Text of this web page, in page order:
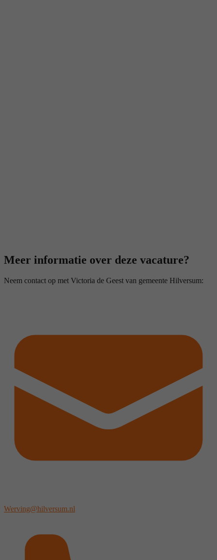
Meer informatie over deze vacature?
Neem contact op met Victoria de Geest van gemeente Hilversum:
Werving@hilversum.nl